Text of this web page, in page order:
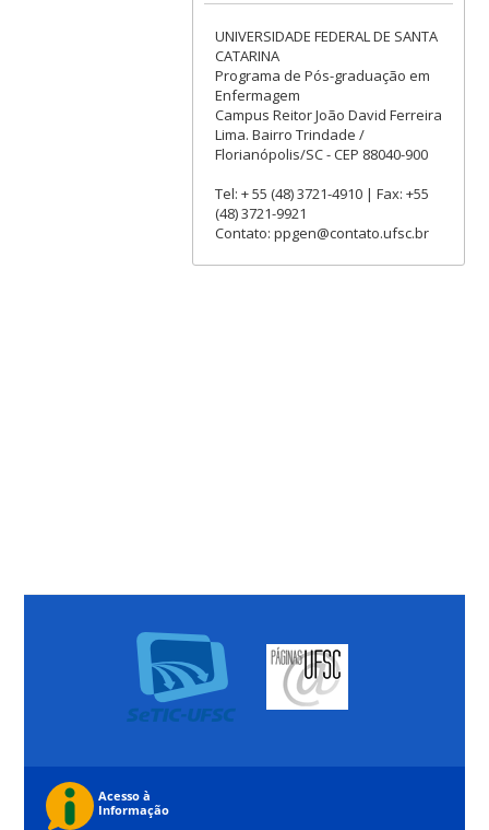
UNIVERSIDADE FEDERAL DE SANTA
CATARINA
Programa de Pós-graduação em
Enfermagem
Campus Reitor João David Ferreira
Lima. Bairro Trindade /
Florianópolis/SC - CEP 88040-900
Tel: + 55 (48) 3721-4910 | Fax: +55
(48) 3721-9921
Contato: ppgen@contato.ufsc.br